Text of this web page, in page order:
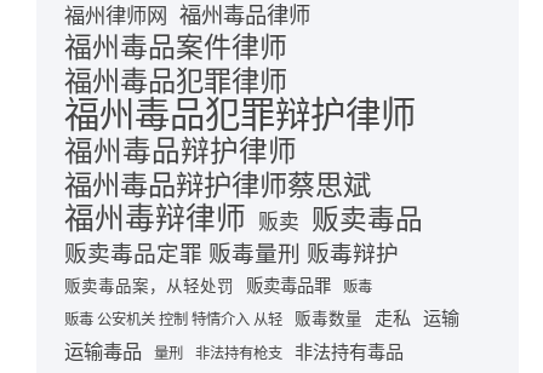
福州律师网 福州毒品律师
福州毒品案件律师
福州毒品犯罪律师
福州毒品犯罪辩护律师
福州毒品辩护律师
福州毒品辩护律师蔡思斌
福州毒辩律师 贩卖 贩卖毒品
贩卖毒品定罪 贩毒量刑 贩毒辩护
贩卖毒品案，从轻处罚 贩卖毒品罪
贩毒
贩毒 公安机关 控制 特情介入 从轻
贩毒数量 走私 运输
运输毒品 量刑 非法持有枪支 非法持有毒品